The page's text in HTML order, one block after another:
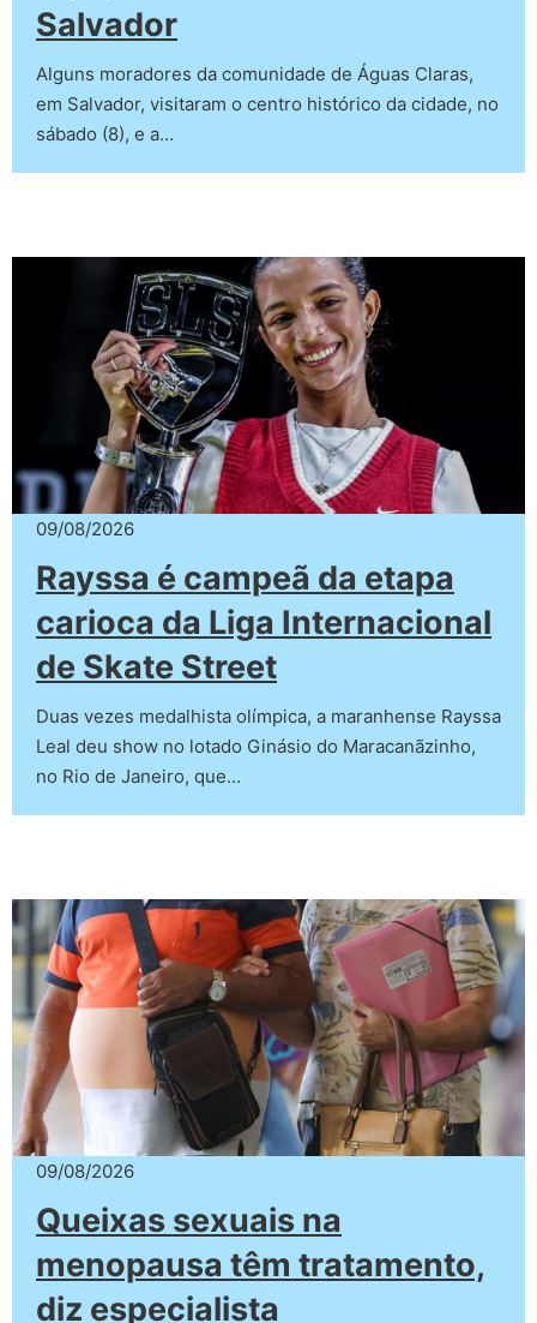
Salvador
Alguns moradores da comunidade de Águas Claras,
em Salvador, visitaram o centro histórico da cidade, no
sábado (8), e a…
09/08/2026
Rayssa é campeã da etapa
carioca da Liga Internacional
de Skate Street
Duas vezes medalhista olímpica, a maranhense Rayssa
Leal deu show no lotado Ginásio do Maracanãzinho,
no Rio de Janeiro, que…
09/08/2026
Queixas sexuais na
menopausa têm tratamento,
diz especialista